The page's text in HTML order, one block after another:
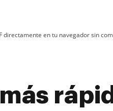
directamente en tu navegador sin